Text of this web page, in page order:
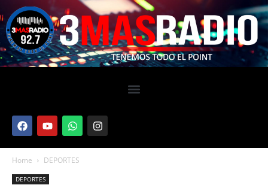
Home DEPORTES
DEPORTES